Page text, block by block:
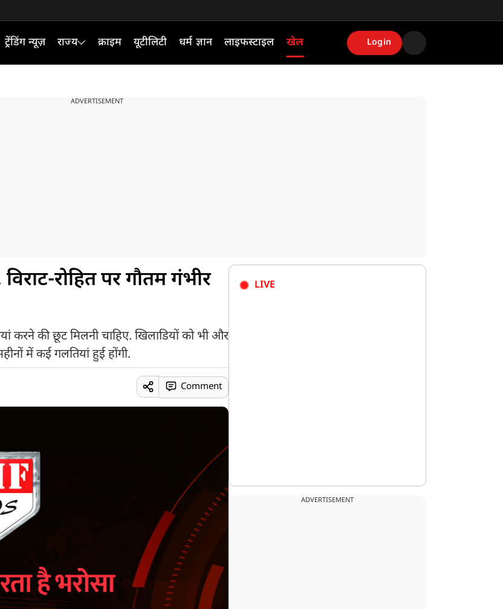
ट्रेंडिंग न्यूज़ राज्य क्राइम यूटीलिटी धर्म ज्ञान लाइफस्टाइल खेल Login
ADVERTISEMENT
रोहित पर गौतम गंभीर
करने की छूट मिलनी चाहिए. खिलाडियों को भी और
में कई गलतियां हुई होंगी.
Comment
LIVE
ADVERTISEMENT